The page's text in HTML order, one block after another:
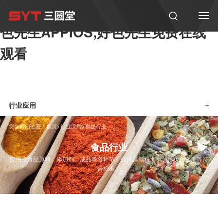
好色软件大全,好色先生在线观看,好
色先生APPIOS,好色先生免费在线
观看
行业应用 +
您当前的位置：首页>行业应用>食品行业
食品行业
应用于食品原料、添加剂、成品等各环节，确保其颗粒大小、形状、密度等符
合标准。